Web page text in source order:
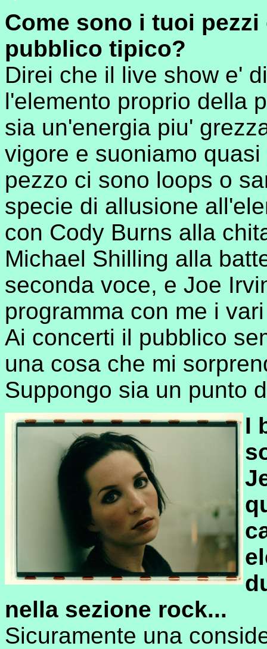
Come sono i tuoi
pubblico tipico?
Direi che il live show e'
l'elemento proprio della
sia un'energia piu'
vigore e suoniamo
pezzo ci sono loops o
specie di allusione
con Cody Burns alla
Michael Shilling alla
seconda voce, e Joe
programma con me i
Ai concerti il pubblico
una cosa che mi
Suppongo sia un punto
I
nella sezione rock...
Sicuramente una